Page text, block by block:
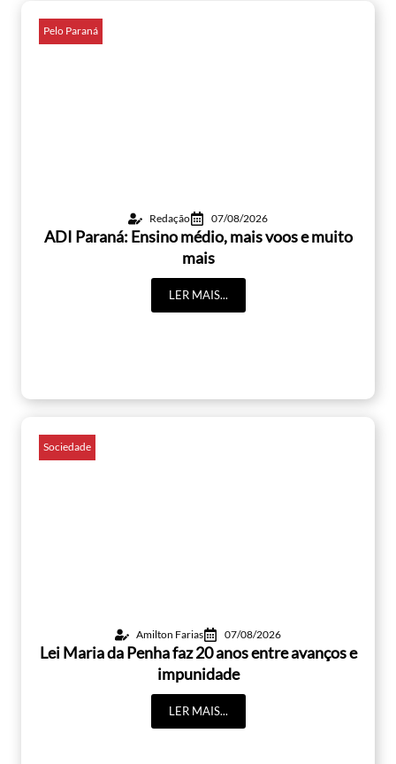
Pelo Paraná
Redação 07/08/2026
ADI Paraná: Ensino médio, mais voos e muito
mais
LER MAIS...
Sociedade
Amilton Farias 07/08/2026
Lei Maria da Penha faz 20 anos entre avanços e
impunidade
LER MAIS...